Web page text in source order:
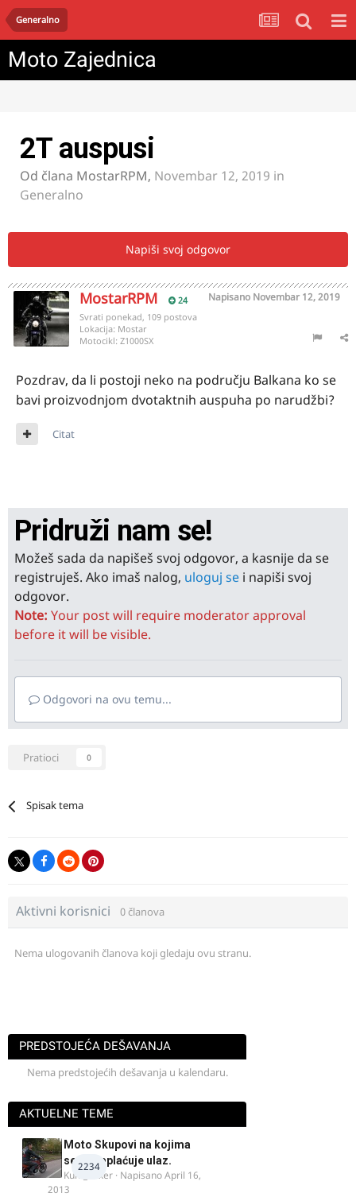
Generalno
Moto Zajednica
2T auspusi
Od člana MostarRPM, Novembar 12, 2019 in
Generalno
Napiši svoj odgovor
MostarRPM 24 Napisano Novembar 12, 2019
Svrati ponekad, 109 postova
Lokacija: Mostar
Motocikl: Z1000SX
Pozdrav, da li postoji neko na području Balkana ko se
bavi proizvodnjom dvotaktnih auspuha po narudžbi?
Citat
Pridruži nam se!
Možeš sada da napišeš svoj odgovor, a kasnije da se
registruješ. Ako imaš nalog, uloguj se i napiši svoj
odgovor.
Note: Your post will require moderator approval
before it will be visible.
Odgovori na ovu temu...
Pratioci 0
Spisak tema
Aktivni korisnici 0 članova
Nema ulogovanih članova koji gledaju ovu stranu.
PREDSTOJEĆA DEŠAVANJA
Nema predstojećih dešavanja u kalendaru.
AKTUELNE TEME
2234
Moto Skupovi na kojima
se ne naplaćuje ulaz.
Kum_Mixer · NapisanoApril 16,
2013